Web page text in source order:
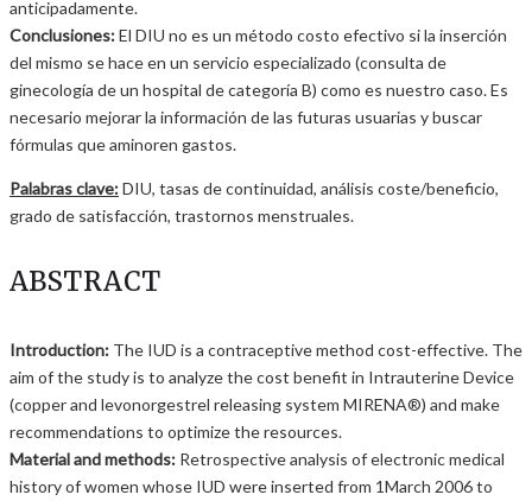
anticipadamente.
Conclusiones:El DIU no es un método costo efectivo si la inserción
del mismo se hace en un servicio especializado (consulta de
ginecología de un hospital de categoría B) como es nuestro caso. Es
necesario mejorar la información de las futuras usuarias y buscar
fórmulas que aminoren gastos.
Palabras clave:DIU, tasas de continuidad, análisis coste/beneficio,
grado de satisfacción, trastornos menstruales.
ABSTRACT
Introduction: The IUD is a contraceptive method cost-effective. The
aim of the study is to analyze the cost benefit in Intrauterine Device
(copper and levonorgestrel releasing system MIRENA®) and make
recommendations to optimize the resources.
Material and methods: Retrospective analysis of electronic medical
history of women whose IUD were inserted from 1March 2006 to